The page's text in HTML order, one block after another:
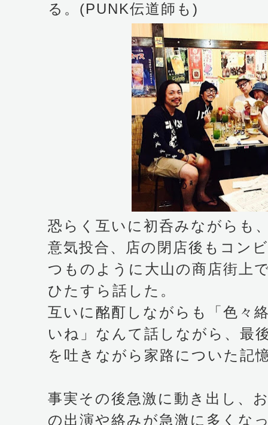
る。(PUNK伝道師も)
恐らく互いに初呑みながらも
意気投合、店の閉店後もコン
つものように大山の商店街上
ひたすら話した。
互いに酩酊しながらも「色々
いね」なんて話しながら、最
を吐きながら家路についた記
事実その後急激に動き出し、
の出演や絡みが急激に多くな